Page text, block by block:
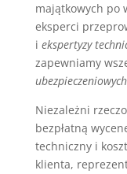
majątkowych po
eksperci
i ekspertyzy
zapewniamy
ubezpieczeniowych
Niezależni
bezpłatną
techniczny i
klienta,